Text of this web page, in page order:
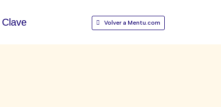
Clave Volver a Mentu.com